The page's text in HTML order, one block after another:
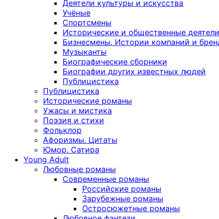
Деятели культуры и искусства
Учёные
Спортсмены
Исторические и общественные деятели
Бизнесмены. Истории компаний и
Музыканты
Биографические сборники
Биографии других известных людей
Публицистика
Публицистика
Исторические романы
Ужасы и мистика
Поэзия и стихи
Фольклор
Афоризмы. Цитаты
Юмор. Сатира
Young Adult
Любовные романы
Современные романы
Российские романы
Зарубежные романы
Остросюжетные романы